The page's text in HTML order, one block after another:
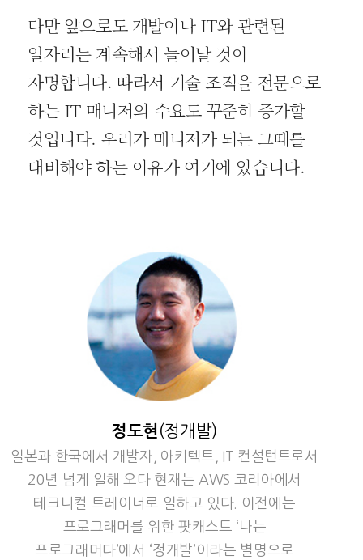
다만 앞으로도 개발이나 IT와 관련된
일자리는 계속해서 늘어날 것이
자명합니다. 따라서 기술 조직을 전문으로
하는 IT 매니저의 수요도 꾸준히 증가할
것입니다. 우리가 매니저가 되는 그때를
대비해야 하는 이유가 여기에 있습니다.
정도현 (정개발)
일본과 한국에서 개발자, 아키텍트, IT 컨설턴트로서
20년 넘게 일해 오다 현재는 AWS 코리아에서
테크니컬 트레이너로 일하고 있다. 이전에는
프로그래머를 위한 팟캐스트 ‘나는
프로그래머다’에서 ‘정개발’이라는 별명으로